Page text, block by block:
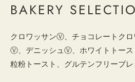
BAKERY
クロワッサンⓋ、チョコレートク
Ⓥ、デニッシュⓋ、ホワイトトース
粒粉トースト、グルテンフリー